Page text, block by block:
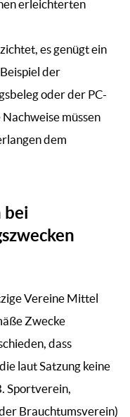
erleichterten
es genügt ein
der
oder der PC-
müssen
dem
bei
Vereine Mittel
Zwecke
dass
laut Satzung keine
Sportverein,
Brauchtumsverein)